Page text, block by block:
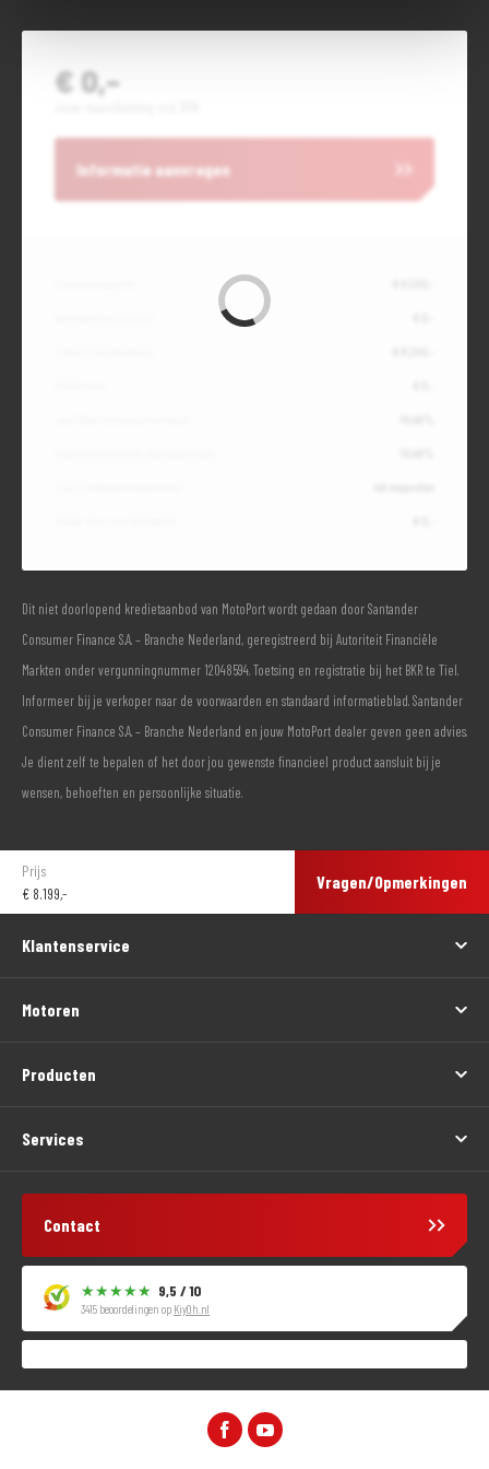
€ 0,-
Informatie aanvragen
Dit niet doorlopend kredietaanbod van MotoPort wordt gedaan door Santander
Consumer Finance S.A. – Branche Nederland, geregistreerd bij Autoriteit Financiële
Markten onder vergunningnummer 12048594. Toetsing en registratie bij het BKR te Tiel.
Informeer bij je verkoper naar de voorwaarden en standaard informatieblad. Santander
Consumer Finance S.A. – Branche Nederland en jouw MotoPort dealer geven geen advies.
Je dient zelf te bepalen of het door jou gewenste financieel product aansluit bij je
wensen, behoeften en persoonlijke situatie.
Prijs
€ 8.199,-
Vragen/Opmerkingen
Klantenservice
Motoren
Producten
Services
Contact
9,5 / 10
3415 beoordelingen op KiyOh.nl